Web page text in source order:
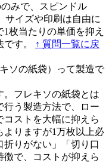
みで、スピンドル
サイズや印刷は自由に
枚当たりの単価を抑え
す。
↑ 質問一覧に戻
ソの紙袋）って製造で
。フレキソの紙袋とは
行う製造方法で、ロー
コストを大幅に抑えら
りますが1万枚以上必
りがない」「切り口
で、コストが抑えら